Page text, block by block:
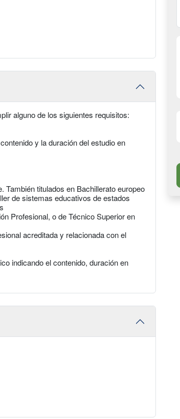
alguno de los siguientes requisitos:
y la duración del estudio en
También titulados en Bachillerato europeo
de sistemas educativos de estados
Profesional, o de Técnico Superior en
acreditada y relacionada con el
indicando el contenido, duración en